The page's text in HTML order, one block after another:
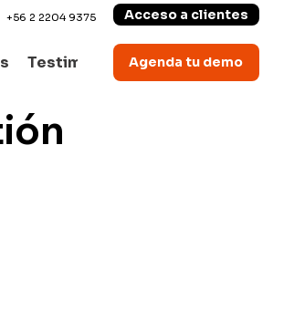
+56 2 2204 9375 Acceso a clientes
Testimonios Blog Contacto
Agenda tu demo